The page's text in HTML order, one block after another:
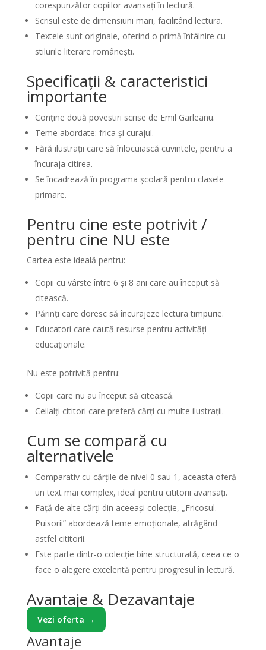
corespunzător copiilor avansați în lectură.
Scrisul este de dimensiuni mari, facilitând lectura.
Textele sunt originale, oferind o primă întâlnire cu
stilurile literare românești.
Specificații & caracteristici
importante
Conține două povestiri scrise de Emil Garleanu.
Teme abordate: frica și curajul.
Fără ilustrații care să înlocuiască cuvintele, pentru a
încuraja citirea.
Se încadrează în programa școlară pentru clasele
primare.
Pentru cine este potrivit /
pentru cine NU este
Cartea este ideală pentru:
Copii cu vârste între 6 și 8 ani care au început să
citească.
Părinți care doresc să încurajeze lectura timpurie.
Educatori care caută resurse pentru activități
educaționale.
Nu este potrivită pentru:
Copii care nu au început să citească.
Ceilalți cititori care preferă cărți cu multe ilustrații.
Cum se compară cu
alternativele
Comparativ cu cărțile de nivel 0 sau 1, aceasta oferă
un text mai complex, ideal pentru cititorii avansați.
Față de alte cărți din aceeași colecție, „Fricosul.
Puisorii” abordează teme emoționale, atrăgând
astfel cititorii.
Este parte dintr-o colecție bine structurată, ceea ce o
face o alegere excelentă pentru progresul în lectură.
Avantaje & Dezavantaje
Vezi oferta →
Avantaje